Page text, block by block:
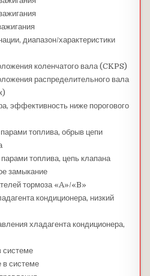
диапазон/характеристики
коленчатого вала (CKPS)
распределительного вала
эффективность ниже порогового
топлива, обрыв цепи
топлива, цепь клапана
замыкание
тормоза «A»/«B»
кондиционера, низкий
хладагента кондиционера,
системе
системе